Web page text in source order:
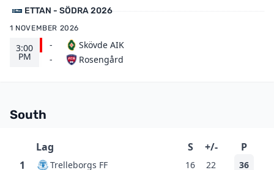
ETTAN - SÖDRA 2026
1 NOVEMBER 2026
3:00
PM
-
-
Skövde AIK
Rosengård
South
Lag S +/-
P
1
Trelleborgs FF 16 22 36